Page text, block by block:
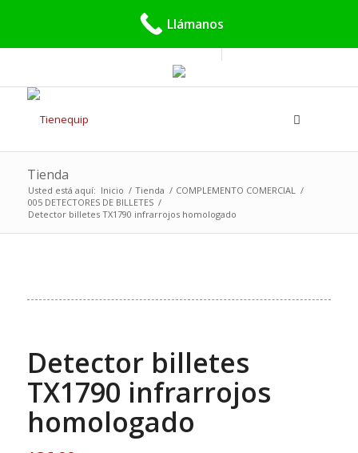
Tienda
Usted está aquí: Inicio / Tienda / COMPLEMENTO COMERCIAL /
005 DETECTORES DE BILLETES /
Detector billetes TX1790 infrarrojos homologado
Detector billetes
TX1790 infrarrojos
homologado
Llámanos